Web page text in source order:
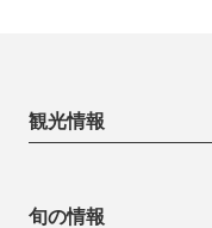
観光情報
旬の情報